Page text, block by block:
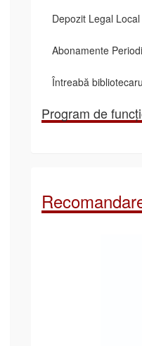
Depozit Legal Local
Abonamente
Întreabă
Program de